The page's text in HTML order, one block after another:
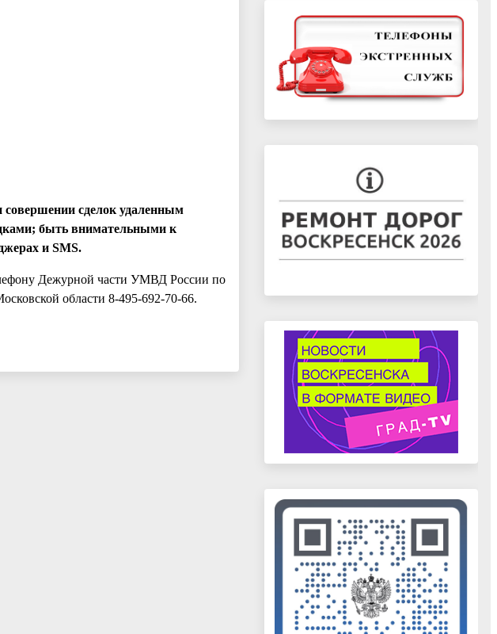
сделок удаленным
быть внимательными к
и SMS.
Дежурной части УМВД России по
области 8-495-692-70-66.